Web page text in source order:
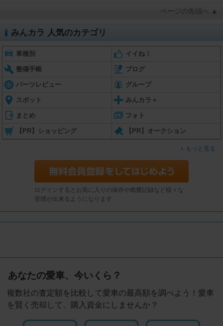
ページの先頭へ ▲
みんカラ 人気のカテゴリ
車種別 イイね！
整備手帳 ブログ
パーツレビュー グループ
スポット みんカラ＋
まとめ フォト
【PR】ショッピング 【PR】オークション
もっと見る
ログインするとお気に入りの保存や燃費記録など様々な
管理が出来るようになります
あなたの愛車、今いくら？
複数社の査定額を比較して愛車の最高額を調べよう！愛車
を賢く売却して、購入資金にしませんか？